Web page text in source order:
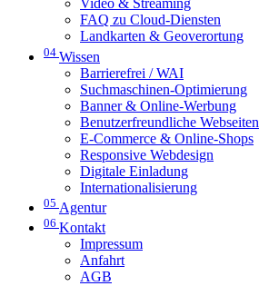
Video & Streaming
FAQ zu Cloud-Diensten
Landkarten & Geoverortung
04 Wissen
Barrierefrei / WAI
Suchmaschinen-Optimierung
Banner & Online-Werbung
Benutzerfreundliche Webseiten
E-Commerce & Online-Shops
Responsive Webdesign
Digitale Einladung
Internationalisierung
05 Agentur
06 Kontakt
Impressum
Anfahrt
AGB